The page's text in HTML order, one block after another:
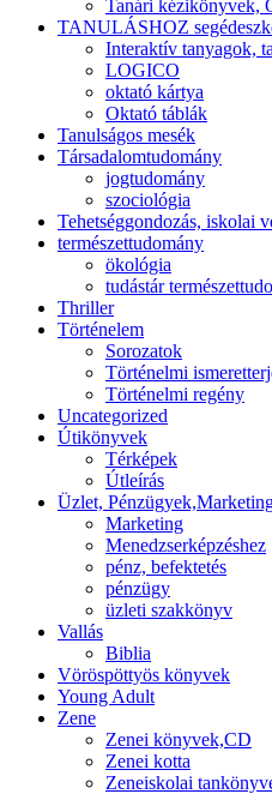
Tanári kézikönyvek,
TANULÁSHOZ
Interaktív tanyagok,
LOGICO
oktató kártya
Oktató táblák
Tanulságos mesék
Társadalomtudomány
jogtudomány
szociológia
Tehetséggondozás, iskolai
természettudomány
ökológia
tudástár
Thriller
Történelem
Sorozatok
Történelmi
Történelmi regény
Uncategorized
Útikönyvek
Térképek
Útleírás
Üzlet,
Marketing
Menedzserképzéshez
pénz, befektetés
pénzügy
üzleti szakkönyv
Vallás
Biblia
Vöröspöttyös könyvek
Young Adult
Zene
Zenei könyvek,CD
Zenei kotta
Zeneiskolai